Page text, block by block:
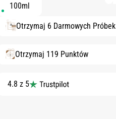
100ml
Otrzymaj 6 Darmowych Próbek
Otrzymaj 119 Punktów
4.8 z 5